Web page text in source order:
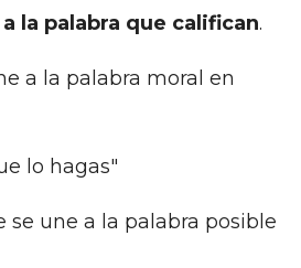
la palabra que califican.
a la palabra moral en
lo hagas"
se une a la palabra posible